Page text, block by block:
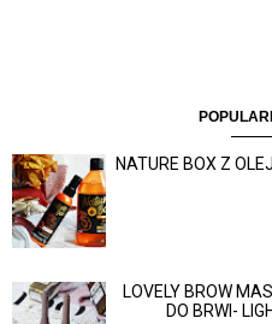
NATURE BOX Z
LOVELY BROW
DO BRWI-